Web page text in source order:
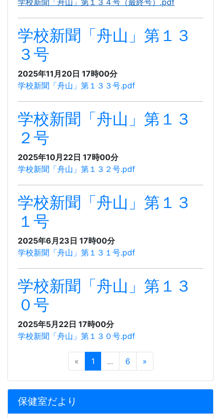
学校新聞「舟山」第１３４号（最終号）.pdf
学校新聞「舟山」第１３
３号
2025年11月20日 17時00分
学校新聞「舟山」第１３３号.pdf
学校新聞「舟山」第１３
２号
2025年10月22日 17時00分
学校新聞「舟山」第１３２号.pdf
学校新聞「舟山」第１３
１号
2025年6月23日 17時00分
学校新聞「舟山」第１３１号.pdf
学校新聞「舟山」第１３
０号
2025年5月22日 17時00分
学校新聞「舟山」第１３０号.pdf
« 1 ... 6 »
保健室だより